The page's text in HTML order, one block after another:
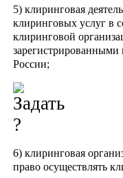
5) клиринговая
клиринговых услуг в
клиринговой
России;
6) клиринговая
право осуществлять